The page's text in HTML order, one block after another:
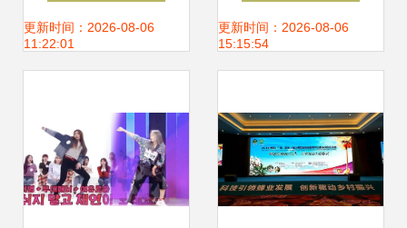
款PU皮衣外套批发
更新时间：2026-08-06
11:22:01
存的卓越选择
更新时间：2026-08-06
15:15:54